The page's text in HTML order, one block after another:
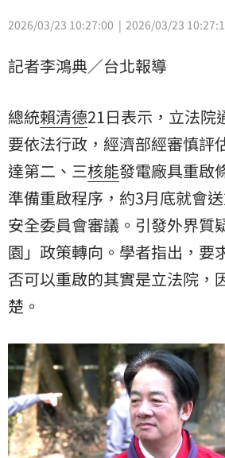
2026/03/23 10:27:00 2026/03/23
記者李鴻典／台北報導
總統賴清德21日表示，立法院
要依法行政，經濟部經審慎評
達第二、三核能發電廠具重啟
準備重啟程序，約3月底就會
安全委員會審議。引發外界質
園」政策轉向。學者指出，要
否可以重啟的其實是立法院，
楚。